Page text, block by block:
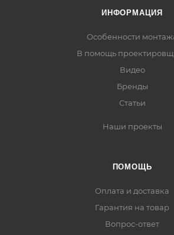
ИНФОРМАЦИЯ
Особенности
В помощь
Видео
Бренды
Статьи
Наши проекты
ПОМОЩЬ
Оплата и доставка
Гарантия на товар
Вопрос-ответ